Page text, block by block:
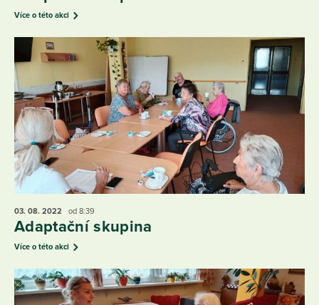
Více o této akci
03. 08. 2022 od 8:39
Adaptační skupina
Více o této akci